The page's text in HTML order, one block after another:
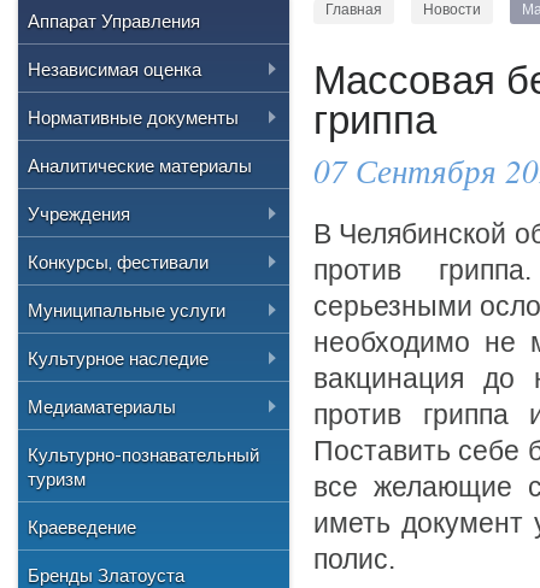
Главная Новости
Массовая
гриппа
07 Сентября
В Челябинской
против
серьезными
необходимо не
вакцинация до
против
Поставить себе
все желающие
иметь документ
полис.
Аппарат Управления
Независимая оценка
Нормативные правовые акты
РФ
Приказы Министерства
Приказы Министерства
культуры Челябинской области
Приказы Управления культуры
Результаты
Нормативные документы
Положение об управлении
постановления
Административные
регламенты
Программы
Приказы
Протоколы
Ведомственный контроль
Учетная политика
Аналитические материалы
Учреждения
Культурно-досуговые
Дворец культуры
"Железнодорожник"
Сельская централизованная
клубная система
Златоустовские парки культуры
и отдыха
Образовательные
№1"
"Детская музыкальная школа
№2"
"Детская музыкальная школа
№3"
"Детская школа искусств №1"
библиотечная система"
"Городской краеведческий
музей"
Общественные организации
Национальные культурные
центры
обслуживания
Конкурсы, фестивали
Всероссийские
Муниципальные услуги
Реестр
Муниципальные задания
Культурное наследие
Информация
культурного наследия
Нормативно-правовая база
Медиаматериалы
Аудио
Фото
Видео
Культурно-познавательный
туризм
Краеведение
Бренды Златоуста